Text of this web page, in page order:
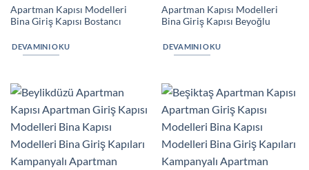
Apartman Kapısı Modelleri
Bina Giriş Kapısı Bostancı
DEVAMINI OKU
Apartman Kapısı Modelleri
Bina Giriş Kapısı Beyoğlu
DEVAMINI OKU